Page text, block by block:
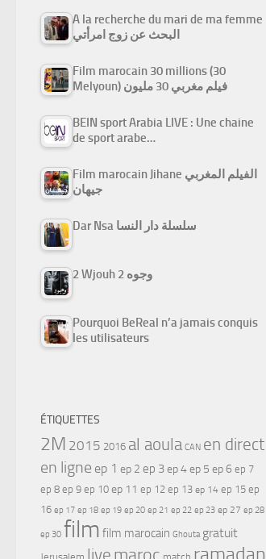
A la recherche du mari de ma femme
البحث عن زوج امرأتي
Film marocain 30 millions (30
Melyoun) فيلم مغربي 30 مليون
BEIN sport Arabia LIVE : Une chaine
de sport arabe…
Film marocain Jihane الفيلم المغربي
جيهان
Dar Nsa سلسلة دار النسا
2 Wjouh 2 وجوه
Pourquoi BeReal n’a jamais conquis
les utilisateurs
ÉTIQUETTES
2M 2015 2016 al aoula CAN en direct
en ligne ep 1 ep 2 ep 3ep 4ep 5 ep 6 ep 7
ep 8 ep 9 ep 10 ep 11 ep 12 ep 13 ep 14 ep 15 ep
16 ep 17 ep 18 ep 19 ep 20 ep 21 ep 22 ep 23 ep 27 ep 28
ep 30 film film marocain Ghouta gratuit
live ramadan